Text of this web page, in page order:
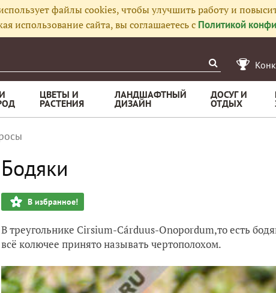
файлы cookies, чтобы улучшить работу и
использование сайта, вы соглашаетесь с Политикой
ЦВЕТЫ И
РАСТЕНИЯ
ЛАНДШАФТНЫЙ
ДИЗАЙН
ДОСУГ И
ОТДЫХ
Бодяки
В избранное!
В треугольнике Cirsium-Cárduus-Onopordum,то есть
всё колючее принято называть чертополохом.